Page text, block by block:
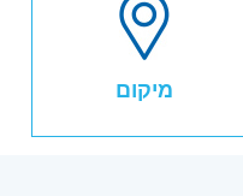
מיקום